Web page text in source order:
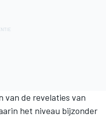
van de revelaties van
het niveau bijzonder